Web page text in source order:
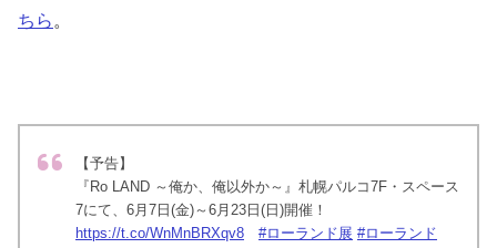
ちら 。
【予告】
『Ro LAND ～俺か、俺以外か～』札幌パルコ7F・スペース
7にて、6月7日(金)～6月23日(日)開催！
https://t.co/WnMnBRXqv8
#ローランド展 #ローランド